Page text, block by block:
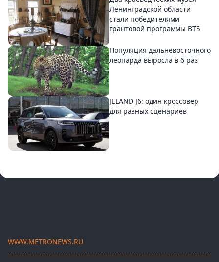
Ленинградской области
стали победителями
грантовой программы ВТБ
Популяция дальневосточного
леопарда выросла в 6 раз
JELAND J6: один кроссовер
для разных сценариев
WWW.METRONEWS.RU